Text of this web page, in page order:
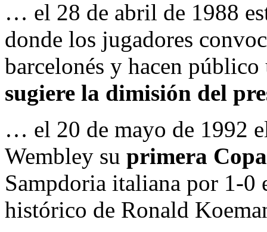
… el 28 de abril de 1988
donde los jugadores
barcelonés y hacen
sugiere la dimisión del
… el 20 de mayo de 1992
Wembley su primera
Sampdoria italiana por 1-
histórico de Ronald